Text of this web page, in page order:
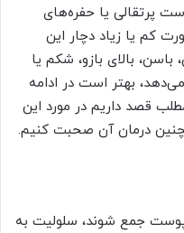
پرتقالی یا حفره‌های
کم یا زیاد دچار این
بالای بازو، شکم یا
بهتر است در ادامه
قصد داریم در مورد این
درمان آن صحبت کنیم.
پوست جمع شوند، سلولیت به